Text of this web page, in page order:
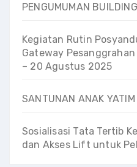
PENGUMUMAN
Kegiatan Rutin
Gateway
– 20 Agustus 2025
SANTUNAN ANAK
Sosialisasi Tata Tertib
dan Akses Lift untuk